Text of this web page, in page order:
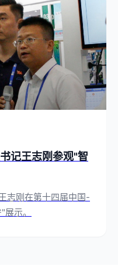
记王志刚参观"智
志刚在第十四届中国-
示。